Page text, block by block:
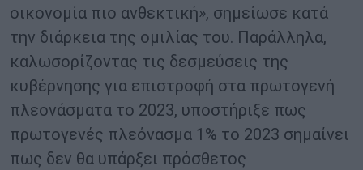
οικονομία πιο ανθεκτική», σημείωσε κατά
την διάρκεια της ομιλίας του. Παράλληλα,
καλωσορίζοντας τις δεσμεύσεις της
κυβέρνησης για επιστροφή στα πρωτογενή
πλεονάσματα το 2023, υποστήριξε πως
πρωτογενές πλεόνασμα 1% το 2023 σημαίνει
πως δεν θα υπάρξει πρόσθετος